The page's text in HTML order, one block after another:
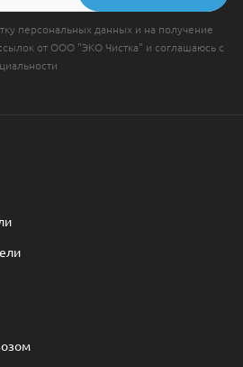
персональных данных и на получение
от ООО "ЭКО Чистка" и соглашаюсь с